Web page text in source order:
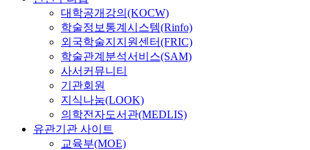
대학공개강의(KOCW)
학술정보통계시스템(Rinfo)
외국학술지지원센터(FRIC)
학술관계분석서비스(SAM)
사서커뮤니티
기관회원
지식나눔(LOOK)
의학전자도서관(MEDLIS)
유관기관 사이트
교육부(MOE)